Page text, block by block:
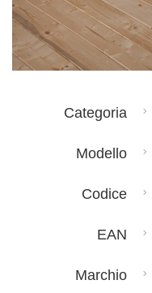
Categoria
Modello
Codice
EAN
Marchio